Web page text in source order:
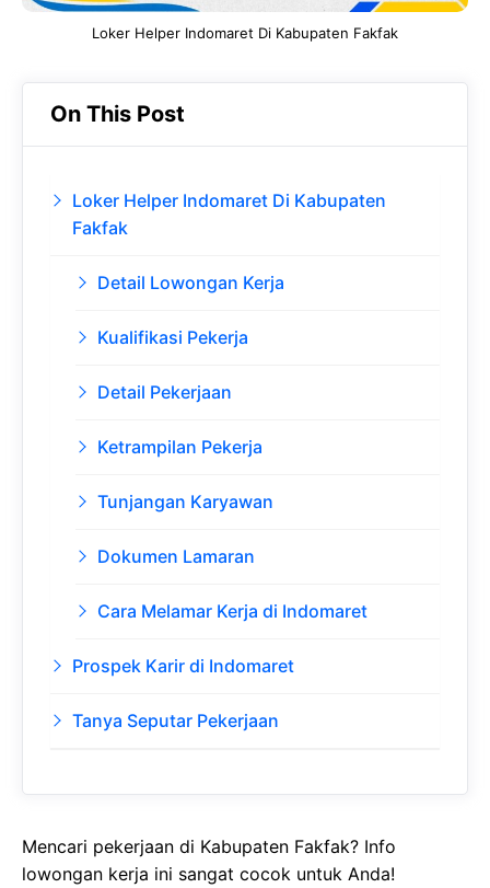
Loker Helper Indomaret Di Kabupaten Fakfak
On This Post
Loker Helper Indomaret Di Kabupaten
Fakfak
Detail Lowongan Kerja
Kualifikasi Pekerja
Detail Pekerjaan
Ketrampilan Pekerja
Tunjangan Karyawan
Dokumen Lamaran
Cara Melamar Kerja di Indomaret
Prospek Karir di Indomaret
Tanya Seputar Pekerjaan
Mencari pekerjaan di Kabupaten Fakfak? Info
lowongan kerja ini sangat cocok untuk Anda!